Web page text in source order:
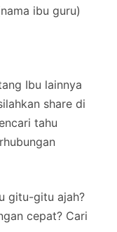
ibu guru)
Ibu lainnya
share di
tahu
gitu-gitu ajah?
cepat? Cari